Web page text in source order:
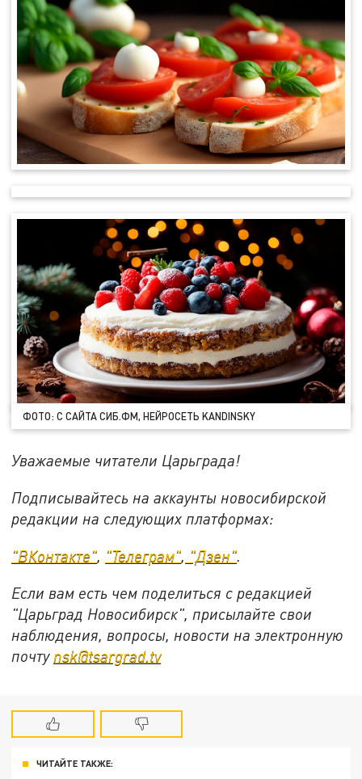
ФОТО: С САЙТА СИБ.ФМ, НЕЙРОСЕТЬ KANDINSKY
Уважаемые читатели Царьграда!
Подписывайтесь на аккаунты новосибирской
редакции на следующих платформах:
"ВКонтакте", "Телеграм", "Дзен".
Если вам есть чем поделиться с редакцией
"Царьград Новосибирск", присылайте свои
наблюдения, вопросы, новости на электронную
почту nsk@tsargrad.tv
ЧИТАЙТЕ ТАКЖЕ: